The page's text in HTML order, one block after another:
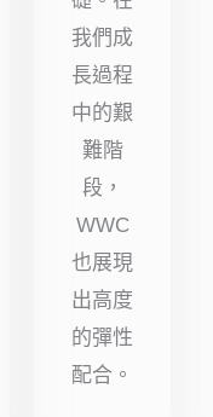
我們成
長過程
中的艱
難階
段，
WWC
也展現
出高度
的彈性
配合。